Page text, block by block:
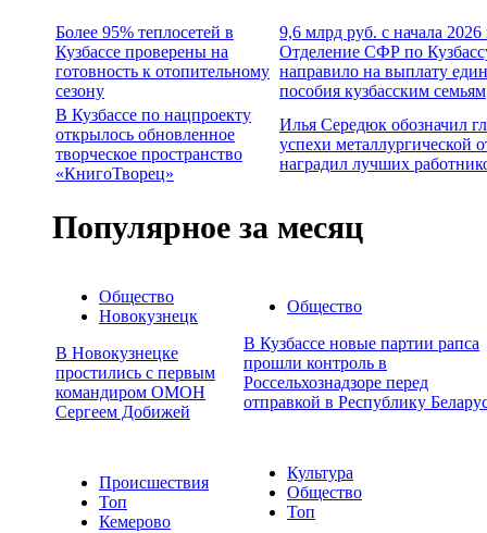
Более 95% теплосетей в
Кузбассе проверены на
готовность к отопительному
сезону
9,6 млрд руб. с начала 2026
Отделение СФР по
направило на выплату
пособия кузбасским семьям
В Кузбассе по нацпроекту
открылось обновленное
творческое пространство
«КнигоТворец»
Илья Середюк обозначил
успехи металлургической
наградил лучших
Популярное за месяц
Общество
Новокузнецк
В Новокузнецке
простились с первым
командиром ОМОН
Сергеем Добижей
Общество
В Кузбассе новые партии рапса
прошли контроль в
Россельхознадзоре перед
отправкой в Республику
Происшествия
Топ
Кемерово
Культура
Общество
Топ